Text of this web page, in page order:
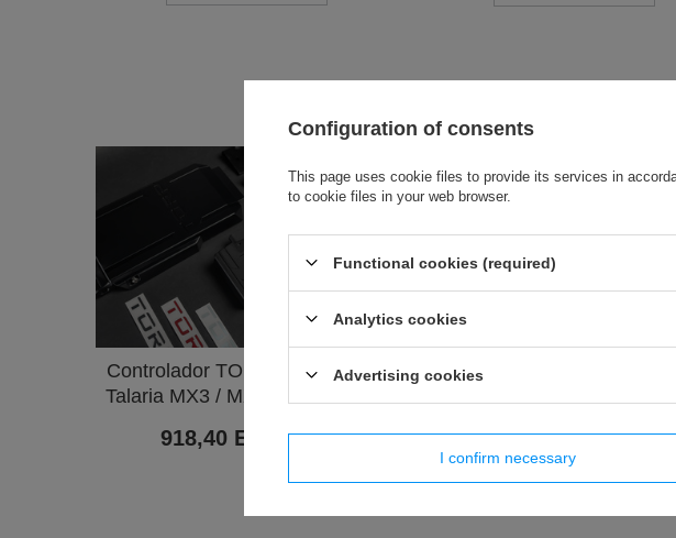
Controlador TORP TC500 2.X –
Talaria MX3 / MX4 / Sting R (kit)
918,40 EUR
Controlador TORP TC500
930,00 EUR
Configuration of consents
This page uses cookie files to provide its services in
to cookie files in your web browser.
Functional cookies (required)
Analytics cookies
Advertising cookies
I confirm necessary